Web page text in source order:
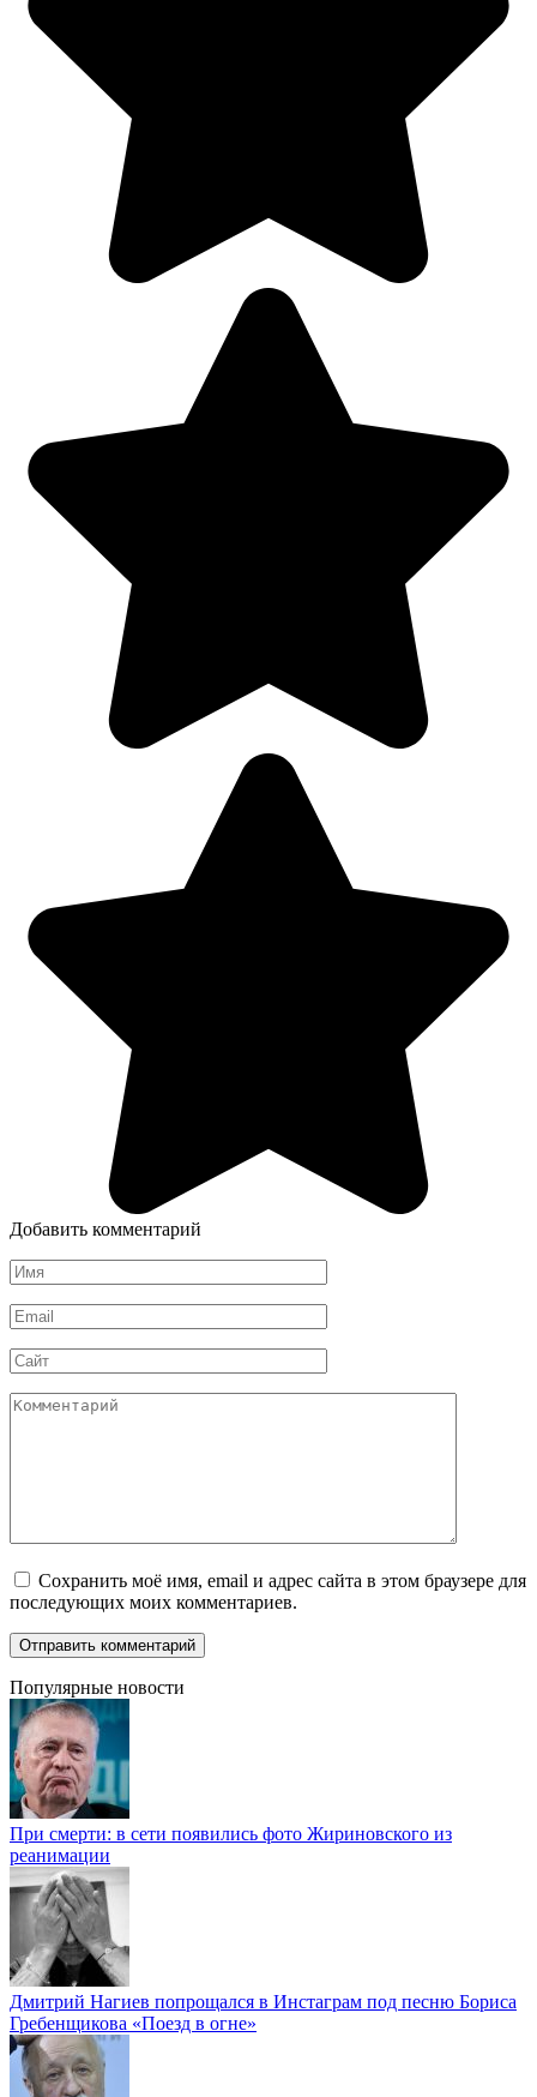
Добавить комментарий
Имя
*
Email
*
Сайт
Комментарий
Сохранить моё имя, email и адрес сайта в этом браузере для
последующих моих комментариев.
Популярные новости
При смерти: в сети появились фото Жириновского из
реанимации
Дмитрий Нагиев попрощался в Инстаграм под песню Бориса
Гребенщикова «Поезд в огне»